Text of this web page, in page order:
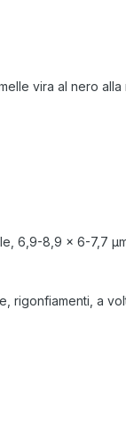
vira al nero alla
6,9-8,9 × 6-7,7
rigonfiamenti, a